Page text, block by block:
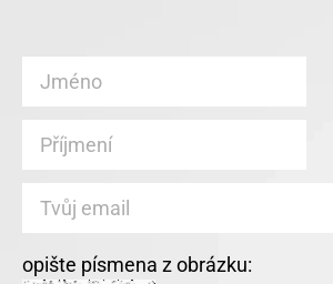
opište písmena z obrázku: